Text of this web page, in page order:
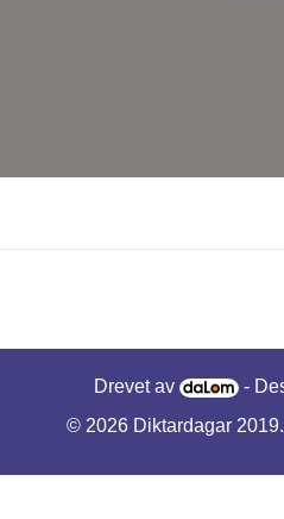
Drevet av -
© 2026 Diktardagar